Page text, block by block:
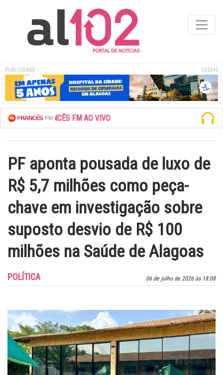
PUBLICIDADE COD345
FRANCÊS FM AO VIVO
PF aponta pousada de luxo de
R$ 5,7 milhões como peça-
chave em investigação sobre
suposto desvio de R$ 100
milhões na Saúde de Alagoas
06 de julho de 2026 às 18:08
POLÍTICA